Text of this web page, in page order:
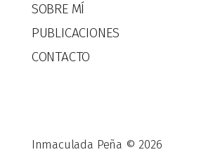
SOBRE MÍ
PUBLICACIONES
CONTACTO
Inmaculada Peña © 2026